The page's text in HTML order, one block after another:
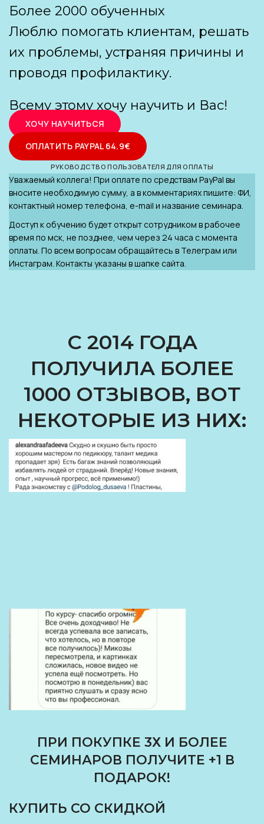
Более 2000 обученных
Люблю помогать клиентам, решать
их проблемы, устраняя причины и
проводя профилактику.
Всему этому хочу научить и Вас!
ХОЧУ НАУЧИТЬСЯ
ОПЛАТИТЬ PAYPAL 64.9€
РУКОВОДСТВО ПОЛЬЗОВАТЕЛЯ ДЛЯ ОПЛАТЫ
Уважаемый коллега! При оплате по средствам PayPal вы
вносите необходимую сумму, а в комментариях пишите: ФИ,
контактный номер телефона, e-mail и название семинара.
Доступ к обучению будет открыт сотрудником в рабочее
время по мск, не позднее, чем через 24 часа с момента
оплаты. По всем вопросам обращайтесь в Телеграм или
Инстаграм. Контакты указаны в шапке сайта.
С 2014 ГОДА
ПОЛУЧИЛА БОЛЕЕ
1000 ОТЗЫВОВ, ВОТ
НЕКОТОРЫЕ ИЗ НИХ:
ПРИ ПОКУПКЕ 3Х И БОЛЕЕ
СЕМИНАРОВ ПОЛУЧИТЕ +1 В
ПОДАРОК!
КУПИТЬ СО СКИДКОЙ